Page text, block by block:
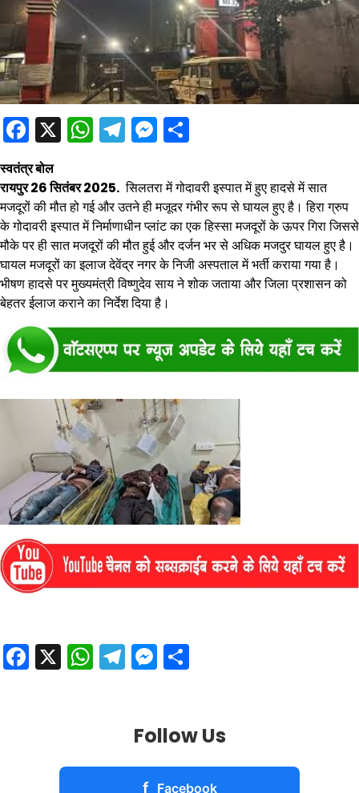
Facebook
X WhatsApp
Telegram
Messenger
स्वतंत्र बोल
रायपुर 26 सितंबर 2025. सिलतरा में गोदावरी इस्पात में हुए हादसे में सात
मजदूरों की मौत हो गई और उतने ही मजूदर गंभीर रूप से घायल हुए है। हिरा ग्रुप
के गोदावरी इस्पात में निर्माणाधीन प्लांट का एक हिस्सा मजदूरों के ऊपर गिरा जिससे
मौके पर ही सात मजदूरों की मौत हुई और दर्जन भर से अधिक मजदुर घायल हुए है।
घायल मजदूरों का इलाज देवेंद्र नगर के निजी अस्पताल में भर्ती कराया गया है।
भीषण हादसे पर मुख्यमंत्री विष्णुदेव साय ने शोक जताया और जिला प्रशासन को
बेहतर ईलाज कराने का निर्देश दिया है।
Facebook
X WhatsApp
Telegram
Messenger
Follow Us
f Facebook